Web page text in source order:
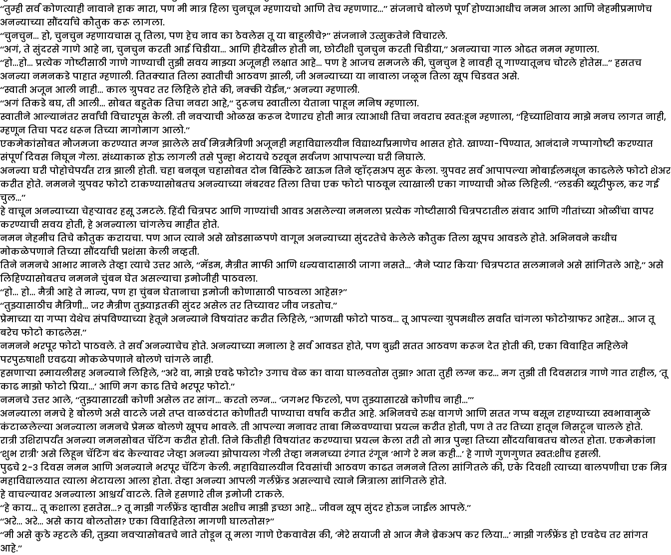
‘‘तुम्ही सर्व कोणत्याही नावाने हाक मारा, पण मी मात्र हिला चुनचून म्हणायचो आणि तेच म्हणणार…’’ संजनाचे बोलणे पूर्ण होण्याआधीच नमन आला आणि नेहमीप्रमाणेच
अनन्याच्या सौंदर्याचे कौतुक करू लागला.
‘‘चुनचुन… हो, चुनचुन म्हणायचास तू तिला, पण हेच नाव का ठेवलेस तू या बाहुलीचे?’’ संजनाने उत्सुकतेने विचारले.
‘‘अगं, ते सुंदरसे गाणे आहे ना, चुनचुन करती आई चिडीया… आणि हीदेखील होती ना, छोटीशी चुनचुन करती चिडीया,’’ अनन्याचा गाल ओढत नमन म्हणाला.
‘‘हो…हो… प्रत्येक गोष्टीसाठी गाणे गाण्याची तुझी सवय माझ्या अजूनही लक्षात आहे… पण हे आजच समजले की, चुनचुन हे नावही तू गाण्यातूनच चोरले होतेस…’’ हसतच
अनन्या नमनकडे पाहात म्हणाली. तितक्यात तिला स्वातीची आठवण झाली, जी अनन्याच्या या नावाला जळून तिला खूप चिडवत असे.
‘‘स्वाती अजून आली नाही… काल ग्रुपवर तर लिहिले होते की, नक्की येईन,‘‘ अनन्या म्हणाली.
‘‘अगं तिकडे बघ, ती आली… सोबत बहुतेक तिचा नवरा आहे,‘‘ दुरूनच स्वातीला येताना पाहून मनिष म्हणाला.
स्वातीने आल्यानंतर सर्वांची विचारपूस केली. ती नवऱ्याची ओळख करून देणारच होती मात्र त्याआधी तिचा नवराच स्वत:हून म्हणाला, ‘‘हिच्याशिवाय माझे मनच लागत नाही,
म्हणून तिचा पदर धरून तिच्या मागोमाग आलो.’’
एकमेकांसोबत मौजमजा करण्यात मग्न झालेले सर्व मित्रमैत्रिणी अजूनही महाविद्यालयीन विद्यार्थ्यांप्रमाणेच भासत होते. खाण्या-पिण्यात, आनंदाने गप्पागोष्टी करण्यात
संपूर्ण दिवस निघून गेला. संध्याकाळ होऊ लागली तसे पुन्हा भेटायचे ठरवून सर्वजण आपापल्या घरी निघाले.
अनन्या घरी पोहोचेपर्यंत रात्र झाली होती. चहा बनवून चहासोबत दोन बिस्किटे खाऊन तिने व्हॉट्सअप सुरू केला. ग्रुपवर सर्व आपापल्या मोबाईलमधून काढलेले फोटो शेअर
करीत होते. नमनने ग्रुपवर फोटो टाकण्यासोबतच अनन्याच्या नंबरवर तिला तिचा एक फोटो पाठवून त्याखाली एका गाण्याची ओळ लिहिली. ‘‘लडकी ब्यूटीफुल, कर गई
चुल…’’
हे वाचून अनन्याच्या चेहऱ्यावर हसू उमटले. हिंदी चित्रपट आणि गाण्यांची आवड असलेल्या नमनला प्रत्येक गोष्टीसाठी चित्रपटातील संवाद आणि गीतांच्या ओळींचा वापर
करण्याची सवय होती, हे अनन्याला चांगलेच माहीत होते.
नमन नेहमीच तिचे कौतुक करायचा. पण आज त्याने असे खोडसाळपणे वागून अनन्याच्या सुंदरतेचे केलेले कौतुक तिला खूपच आवडले होते. अभिनवने कधीच
मोकळेपणाने तिच्या सौंदर्याची प्रशंसा केली नव्हती.
तिने नमनचे आभार मानले तेव्हा त्याचे उत्तर आले, ‘‘मॅडम, मैत्रीत माफी आणि धन्यवादासाठी जागा नसते… ‘मैने प्यार किया’ चित्रपटात सलमानने असे सांगितले आहे,’’ असे
लिहिण्यासोबतच नमनने चुंबन घेत असल्याचा इमोजीही पाठवला.
‘‘हो… हो… मैत्री आहे ते मान्य, पण हा चुंबन घेतानाचा इमोजी कोणासाठी पाठवला आहेस?’’
‘‘तुझ्यासाठीच मैत्रिणी… जर मैत्रीण तुझ्याइतकी सुंदर असेल तर तिच्यावर जीव जडतोच.’’
प्रेमाच्या या गप्पा येथेच संपविण्याच्या हेतूने अनन्याने विषयांतर करीत लिहिले, ‘‘आणखी फोटो पाठव… तू आपल्या ग्रुपमधील सर्वात चांगला फोटोग्राफर आहेस… आज तू
बरेच फोटो काढलेस.’’
नमनने भरपूर फोटो पाठवले. ते सर्व अनन्याचेच होते. अनन्याच्या मनाला हे सर्व आवडत होते, पण बुद्धी सतत आठवण करून देत होती की, एका विवाहित महिलेने
परपुरुषाशी एवढया मोकळेपणाने बोलणे चांगले नाही.
हसणाऱ्या स्मायलीसह अनन्याने लिहिले, ‘‘अरे वा, माझे एवढे फोटो? उगाच वेळ का वाया घालवतोस तुझा? आता तुही लग्न कर… मग तुझी ती दिवसरात्र गाणे गात राहील, ‘तू
काढ माझो फोटो प्रिया…’ आणि मग काढ तिचे भरपूर फोटो.’’
नमनचे उत्तर आले, ‘‘तुझ्यासारखी कोणी असेल तर सांग… करतो लग्न… ‘जगभर फिरलो, पण तुझ्यासारखे कोणीच नाही…’’’
अनन्याला नमचे हे बोलणे असे वाटले जसे तप्त वाळवंटात कोणीतरी पाण्याचा वर्षाव करीत आहे. अभिनवचे रुक्ष वागणे आणि सतत गप्प बसून राहण्याच्या स्वभावामुळे
कंटाळलेल्या अनन्याला नमनचे प्रेमळ बोलणे खूपच भावले. ती आपल्या मनावर ताबा मिळवण्याचा प्रयत्न करीत होती, पण ते तर तिच्या हातून निसटून चालले होते.
रात्री उशिरापर्यंत अनन्या नमनसोबत चॅटिंग करीत होती. तिने कितीही विषयांतर करण्याचा प्रयत्न केला तरी तो मात्र पुन्हा तिच्या सौंदर्याबाबतच बोलत होता. एकमेकांना
‘शुभ रात्री’ असे लिहून चॅटिंग बंद केल्यावर जेव्हा अनन्या झोपायला गेली तेव्हा नमनच्या रंगात रंगून ‘भागे रे मन कही…’ हे गाणे गुणगुणत स्वत:शीच हसली.
पुढचे २-३ दिवस नमन आणि अनन्याने भरपूर चॅटिंग केली. महाविद्यालयीन दिवसांची आठवण काढत नमनने तिला सांगितले की, एके दिवशी त्याच्या बालपणीचा एक मित्र
महाविद्यालयात त्याला भेटायला आला होता. तेव्हा अनन्या आपली गर्लफ्रेंड असल्याचे त्याने मित्राला सांगितले होते.
हे वाचल्यावर अनन्याला आश्चर्य वाटले. तिने हसणारे तीन इमोजी टाकले.
‘‘हे काय… तू कशाला हसतेस…? तू माझी गर्लफ्रेंड व्हावीस अशीच माझी इच्छा आहे… जीवन खूप सुंदर होऊन जाईल आपले.’’
‘‘अरे… अरे… असे काय बोलतोस? एका विवाहितेला मागणी घालतोस?’’
‘‘मी असे कुठे म्हटले की, तुझ्या नवऱ्यासोबतचे नाते तोडून तू मला गाणे ऐकवावेस की, ‘मेरे सयाजी से आज मैने ब्रेकअप कर लिया…’ माझी गर्लफ्रेंड हो एवढेच तर सांगत
आहे.’’